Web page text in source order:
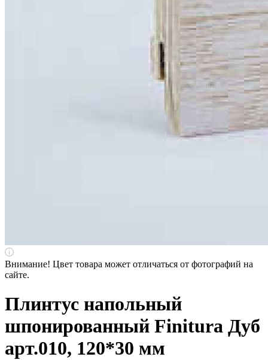
Внимание! Цвет товара может отличаться от фотографий на
сайте.
Плинтус напольный
шпонированный Finitura Дуб
арт.010, 120*30 мм